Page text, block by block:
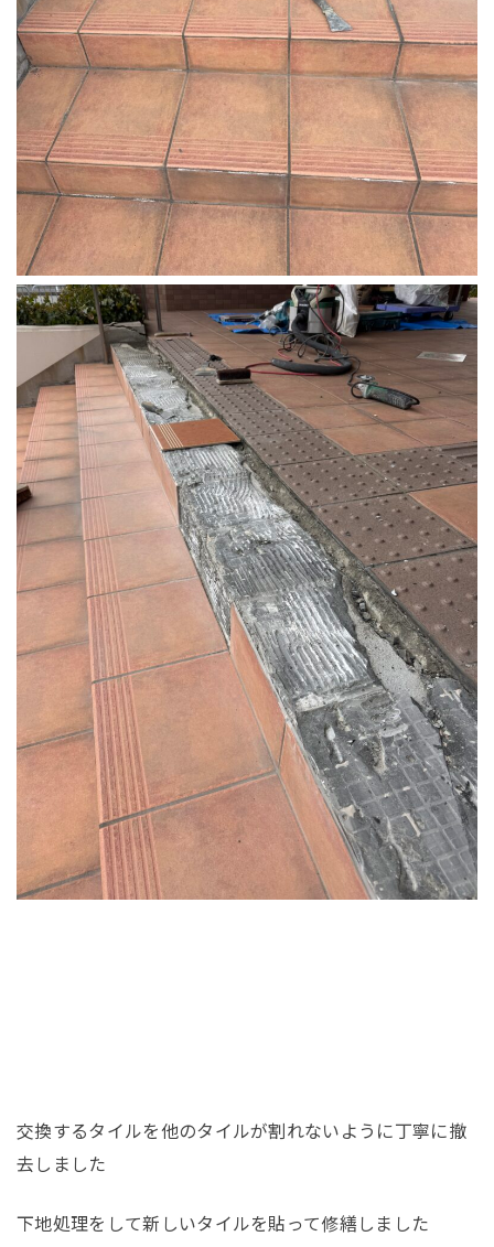
交換するタイルを他のタイルが割れないように丁寧に撤
去しました
下地処理をして新しいタイルを貼って修繕しました